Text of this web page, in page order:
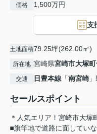
価格 1,500万円
支
土地面積79.25坪(262.00㎡)
所在地 宮崎県宮崎市大塚町
交通 日豊本線 「南宮崎
セールスポイント
＊人気エリア！宮崎市大
■旗竿地で道路に面してい